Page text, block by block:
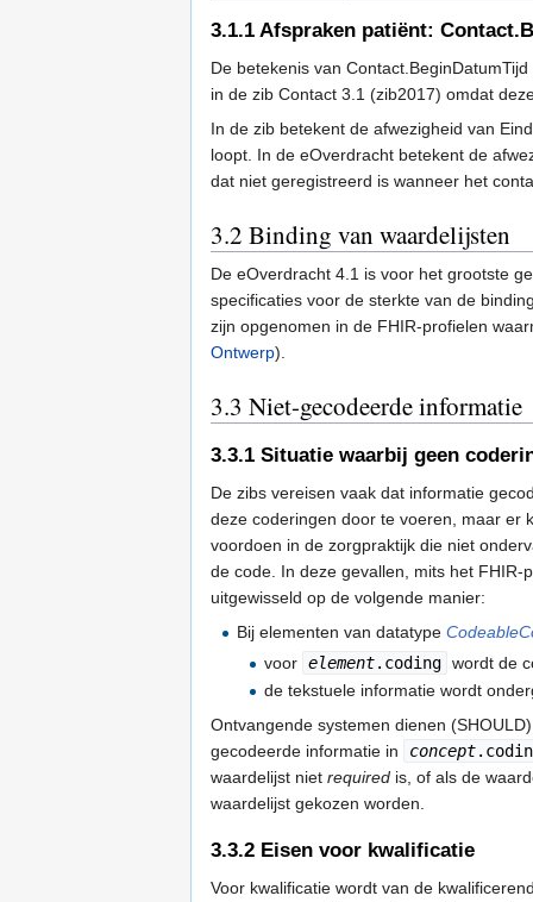
3.1.1 Afspraken patiënt:
De betekenis van
in de zib Contact 3.1 (zib2017) omdat
In de zib betekent de afwezigheid van
loopt. In de eOverdracht betekent de
dat niet geregistreerd is wanneer het
3.2 Binding van waardelijsten
De eOverdracht 4.1 is voor het grootste
specificaties voor de sterkte van de
zijn opgenomen in de FHIR-profielen
Ontwerp).
3.3 Niet-gecodeerde informatie
3.3.1 Situatie waarbij geen
De zibs vereisen vaak dat informatie
deze coderingen door te voeren, maar er
voordoen in de zorgpraktijk die niet
de code. In deze gevallen, mits het
uitgewisseld op de volgende manier:
Bij elementen van datatype
voor element.coding wordt de
de tekstuele informatie wordt
Ontvangende systemen dienen
gecodeerde informatie in
concept
waardelijst niet required is, of als de
waardelijst gekozen worden.
3.3.2 Eisen voor kwalificatie
Voor kwalificatie wordt van de